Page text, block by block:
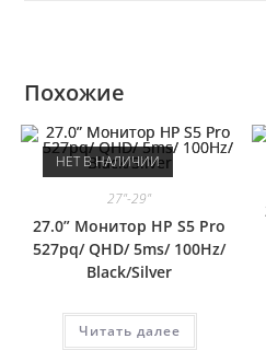
Похожие
НЕТ В НАЛИЧИИ
27"-29"
27.0” Монитор HP S5 Pro
527pq/ QHD/ 5ms/ 100Hz/
Black/Silver
Читать далее